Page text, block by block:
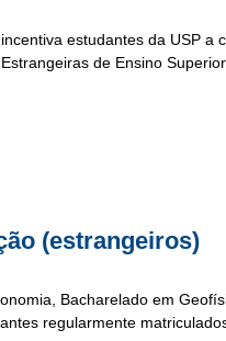
estudantes da USP a
de Ensino Superior
(estrangeiros)
Bacharelado em
regularmente